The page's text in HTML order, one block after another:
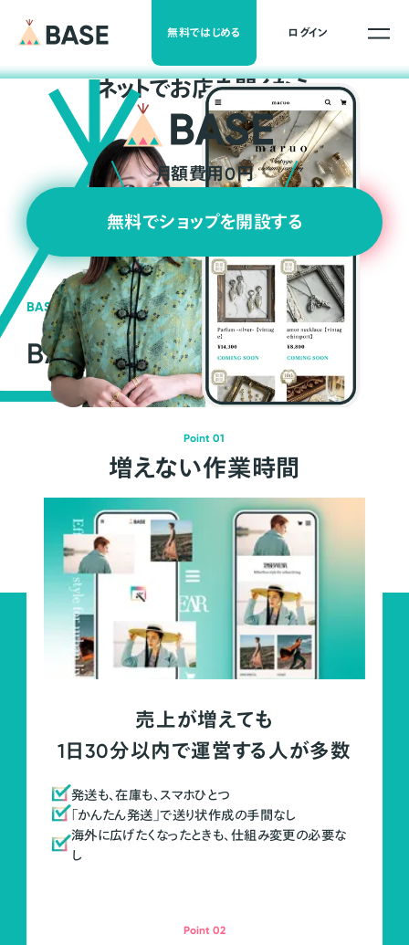
無料ではじめる ログイン
ネットでお店を開くなら
月額費用0円
無料でショップを開設する
BASEの強み
BASEが強い3つの理由
Point 01
増えない作業時間
売上が増えても
1日30分以内で運営する人が多数
発送も、在庫も、スマホひとつ
「かんたん発送」で送り状作成の手間なし
海外に広げたくなったときも、仕組み変更の必要な
し
Point 02